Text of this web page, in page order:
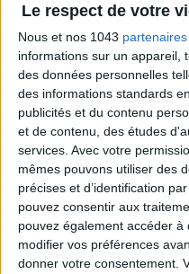
Le respect de votre
Nous et nos 1043 partenaires
informations sur un appareil,
des données personnelles
des informations standards
publicités et du contenu
et de contenu, des études
services. Avec votre
mêmes pouvons utiliser des
précises et d’identification
pouvez consentir aux
pouvez également accéder
modifier vos préférences
donner votre consentement.
LES
Inscrivez-vous